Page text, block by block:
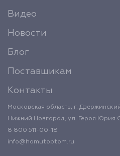
Видео
Новости
Блог
Поставщикам
Контакты
Московская область, г.
Нижний Новгород, ул. Героя Юрия
8 800 511-00-18
info@homutoptom.ru